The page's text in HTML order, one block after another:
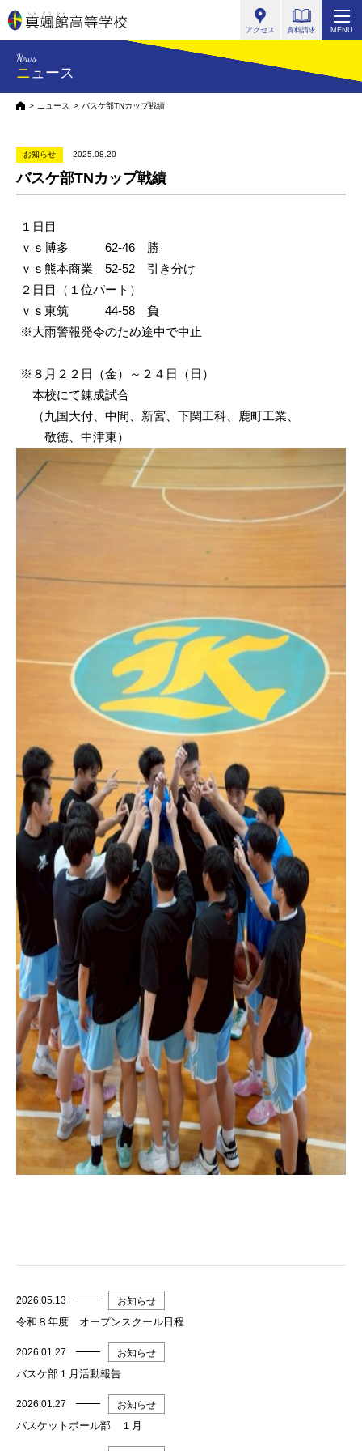
アクセス 資料請求 MENU
News
ニュース
HOMEニュース バスケ部TNカップ戦績
お知らせ 2025.08.20
バスケ部TNカップ戦績
１日目
ｖｓ博多 62-46 勝
ｖｓ熊本商業 52-52 引き分け
２日目（１位パート）
ｖｓ東筑 44-58 負
※大雨警報発令のため途中で中止
※８月２２日（金）～２４日（日）
本校にて錬成試合
（九国大付、中間、新宮、下関工科、鹿町工業、
敬徳、中津東）
2026.05.13 お知らせ
令和８年度 オープンスクール日程
2026.01.27 お知らせ
バスケ部１月活動報告
2026.01.27 お知らせ
バスケットボール部 １月